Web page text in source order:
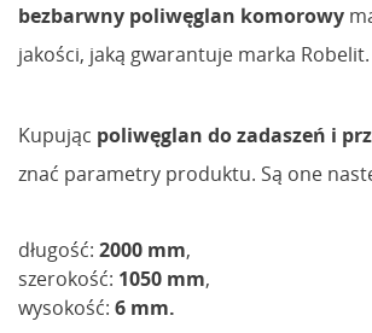
bezbarwny poliwęglan komorowy
jakości, jaką gwarantuje marka Robelit.
Kupując poliwęglan do zadaszeń i
znać parametry produktu. Są one
długość: 2000 mm,
szerokość: 1050 mm,
wysokość: 6 mm.